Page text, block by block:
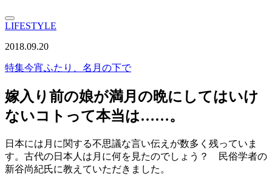
LIFESTYLE
2018.09.20
特集今宵ふたり、名月の下で
嫁入り前の娘が満月の晩にしてはいけ
ないコトって本当は……。
日本には月に関する不思議な言い伝えが数多く残っていま
す。古代の日本人は月に何を見たのでしょう？ 民俗学者の
新谷尚紀氏に教えていただきました。